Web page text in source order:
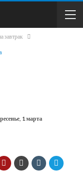
завтрак
1 марта